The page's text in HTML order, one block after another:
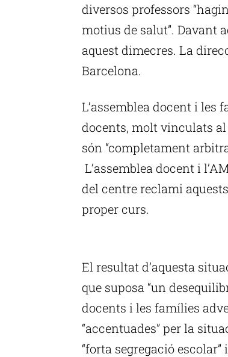
diversos professors
motius de salut”. Davant
aquest dimecres. La
Barcelona.
L’assemblea docent i les
docents, molt vinculats
són “completament
L’assemblea docent i
del centre reclami
proper curs.
El resultat d’aquesta
que suposa “un
docents i les famílies
“accentuades” per la
“forta segregació